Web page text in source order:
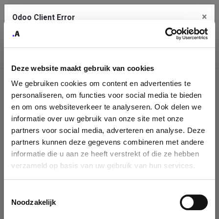
Deze website maakt gebruik van cookies
We gebruiken cookies om content en advertenties te
personaliseren, om functies voor social media te bieden
en om ons websiteverkeer te analyseren. Ook delen we
informatie over uw gebruik van onze site met onze
partners voor social media, adverteren en analyse. Deze
partners kunnen deze gegevens combineren met andere
informatie die u aan ze heeft verstrekt of die ze hebben
verzameld op basis van uw gebruik van hun services.
Noodzakelijk
Company
Identification
Please fill in your company details
You can search a company in our database by name, VAT or
enterprise ID. When a company is selected it will auto-complete the
form. If you don't find your company in our database, you can create
Odoo Client Error ×
service.
See details
Ok